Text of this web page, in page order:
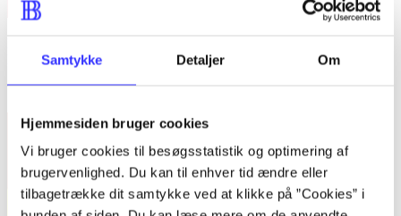
Samtykke Detaljer Om
Hjemmesiden bruger cookies
Vi bruger cookies til besøgsstatistik og optimering af
brugervenlighed. Du kan til enhver tid ændre eller
tilbagetrække dit samtykke ved at klikke på ”Cookies” i
Bind A
Trine May